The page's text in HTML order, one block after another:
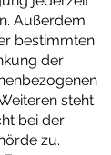
Außerdem
bestimmten
der
steht
bei der
zu.